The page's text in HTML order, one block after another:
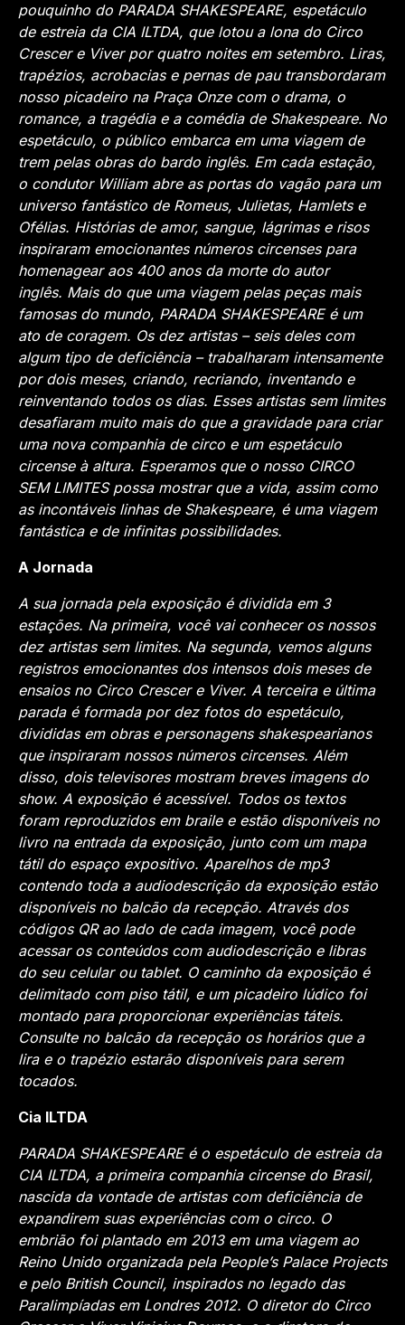
pouquinho do PARADA SHAKESPEARE, espetáculo
de estreia da CIA ILTDA, que lotou a lona do Circo
Crescer e Viver por quatro noites em setembro. Liras,
trapézios, acrobacias e pernas de pau transbordaram
nosso picadeiro na Praça Onze com o drama, o
romance, a tragédia e a comédia de Shakespeare. No
espetáculo, o público embarca em uma viagem de
trem pelas obras do bardo inglês. Em cada estação,
o condutor William abre as portas do vagão para um
universo fantástico de Romeus, Julietas, Hamlets e
Ofélias. Histórias de amor, sangue, lágrimas e risos
inspiraram emocionantes números circenses para
homenagear aos 400 anos da morte do autor
inglês. Mais do que uma viagem pelas peças mais
famosas do mundo, PARADA SHAKESPEARE é um
ato de coragem. Os dez artistas – seis deles com
algum tipo de deficiência – trabalharam intensamente
por dois meses, criando, recriando, inventando e
reinventando todos os dias. Esses artistas sem limites
desafiaram muito mais do que a gravidade para criar
uma nova companhia de circo e um espetáculo
circense à altura. Esperamos que o nosso CIRCO
SEM LIMITES possa mostrar que a vida, assim como
as incontáveis linhas de Shakespeare, é uma viagem
fantástica e de infinitas possibilidades.
A Jornada
A sua jornada pela exposição é dividida em 3
estações. Na primeira, você vai conhecer os nossos
dez artistas sem limites. Na segunda, vemos alguns
registros emocionantes dos intensos dois meses de
ensaios no Circo Crescer e Viver. A terceira e última
parada é formada por dez fotos do espetáculo,
divididas em obras e personagens shakespearianos
que inspiraram nossos números circenses. Além
disso, dois televisores mostram breves imagens do
show. A exposição é acessível. Todos os textos
foram reproduzidos em braile e estão disponíveis no
livro na entrada da exposição, junto com um mapa
tátil do espaço expositivo. Aparelhos de mp3
contendo toda a audiodescrição da exposição estão
disponíveis no balcão da recepção. Através dos
códigos QR ao lado de cada imagem, você pode
acessar os conteúdos com audiodescrição e libras
do seu celular ou tablet. O caminho da exposição é
delimitado com piso tátil, e um picadeiro lúdico foi
montado para proporcionar experiências táteis.
Consulte no balcão da recepção os horários que a
lira e o trapézio estarão disponíveis para serem
tocados.
Cia ILTDA
PARADA SHAKESPEARE é o espetáculo de estreia da
CIA ILTDA, a primeira companhia circense do Brasil,
nascida da vontade de artistas com deficiência de
expandirem suas experiências com o circo. O
embrião foi plantado em 2013 em uma viagem ao
Reino Unido organizada pela People’s Palace Projects
e pelo British Council, inspirados no legado das
Paralimpíadas em Londres 2012. O diretor do Circo